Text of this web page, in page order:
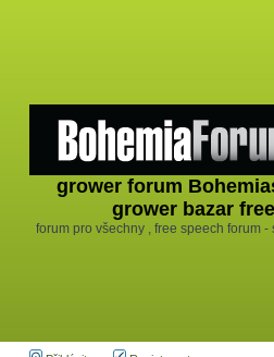
grower forum
grower bazar
forum pro všechny , free speech forum -